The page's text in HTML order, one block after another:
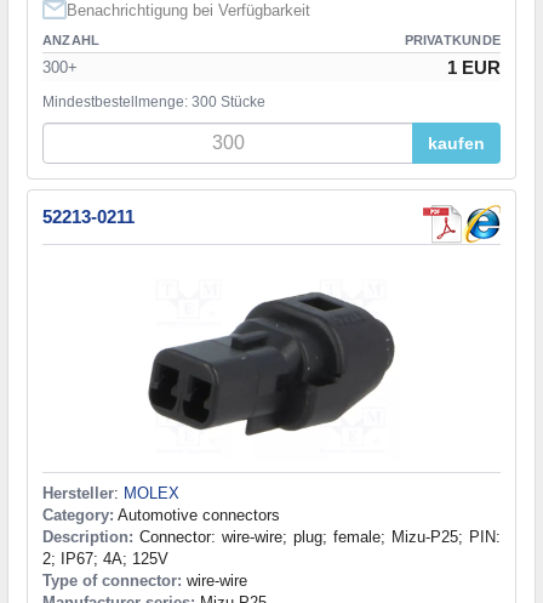
Benachrichtigung bei Verfügbarkeit
ANZAHL PRIVATKUNDE
300+ 1 EUR
Mindestbestellmenge: 300 Stücke
kaufen
52213-0211
Hersteller: MOLEX
Category: Automotive connectors
Description: Connector: wire-wire; plug; female; Mizu-P25; PIN:
2; IP67; 4A; 125V
Type of connector: wire-wire